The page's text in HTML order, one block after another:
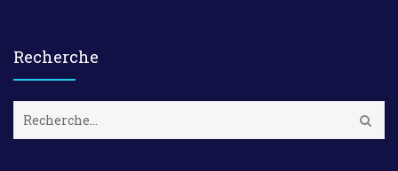
Recherche
c